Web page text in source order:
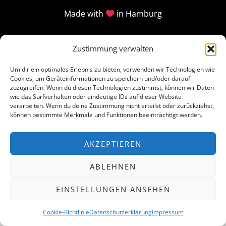
Zustimmung verwalten
Um dir ein optimales Erlebnis zu bieten, verwenden wir Technologien wie
Cookies, um Geräteinformationen zu speichern und/oder darauf
zuzugreifen. Wenn du diesen Technologien zustimmst, können wir Daten
wie das Surfverhalten oder eindeutige IDs auf dieser Website
verarbeiten. Wenn du deine Zustimmung nicht erteilst oder zurückziehst,
können bestimmte Merkmale und Funktionen beeinträchtigt werden.
AKZEPTIEREN
ABLEHNEN
EINSTELLUNGEN ANSEHEN
Cookie-RichtlinieDatenschutzerklärungImpressum
Made with in Hamburg